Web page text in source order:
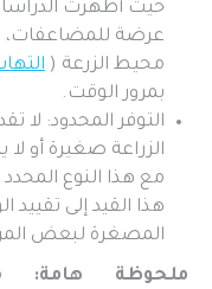
حيث أظهرت
عرضة للمضاعفات،
محيط الزرعة (
بمرور الوقت.
التوفر المحدود: لا
الزراعة صغيرة أو لا
مع هذا النوع
هذا القيد إلى
المصغرة لبعض
ملحوظة هامة: